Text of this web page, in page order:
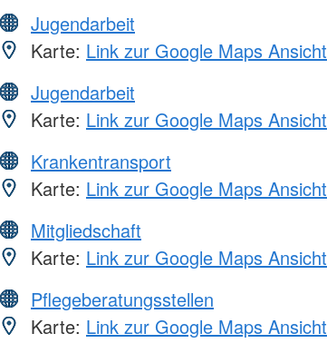
Jugendarbeit
Karte: Link zur Google Maps Ansicht
Jugendarbeit
Karte: Link zur Google Maps Ansicht
Krankentransport
Karte: Link zur Google Maps Ansicht
Mitgliedschaft
Karte: Link zur Google Maps Ansicht
Pflegeberatungsstellen
Karte: Link zur Google Maps Ansicht